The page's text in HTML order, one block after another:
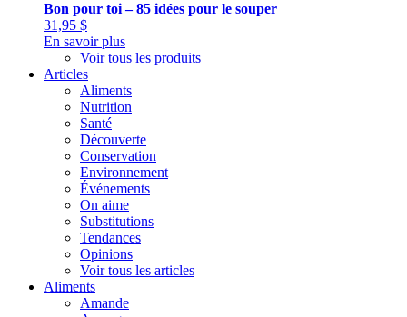
Bon pour toi – 85 idées pour le souper
31,95 $
En savoir plus
Voir tous les produits
Articles
Aliments
Nutrition
Santé
Découverte
Conservation
Environnement
Événements
On aime
Substitutions
Tendances
Opinions
Voir tous les articles
Aliments
Amande